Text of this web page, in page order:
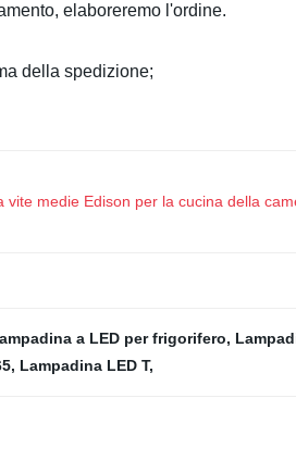
elaboreremo l'ordine.
della spedizione;
medie Edison per la cucina della
a LED per frigorifero,
, Lampadina LED T,